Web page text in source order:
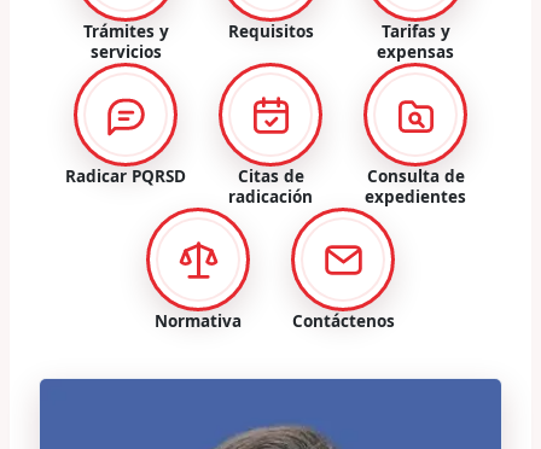
Trámites y
servicios
Requisitos
Tarifas y
expensas
Radicar PQRSD
Citas de
radicación
Consulta de
expedientes
Normativa Contáctenos